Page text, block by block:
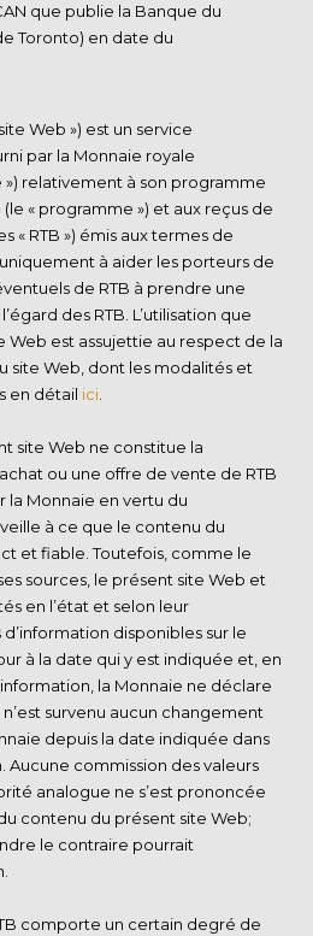
que publie la Banque du
Toronto) en date du
Web ») est un service
par la Monnaie royale
») relativement à son programme
« programme ») et aux reçus de
« RTB ») émis aux termes de
à aider les porteurs de
de RTB à prendre une
des RTB. L’utilisation que
Web est assujettie au respect de la
site Web, dont les modalités et
en détail ici
site Web ne constitue la
ou une offre de vente de RTB
la Monnaie en vertu du
à ce que le contenu du
et fiable. Toutefois, comme le
sources, le présent site Web et
en l’état et selon leur
disponibles sur le
à la date qui y est indiquée et, en
la Monnaie ne déclare
survenu aucun changement
depuis la date indiquée dans
Aucune commission des valeurs
analogue ne s’est prononcée
contenu du présent site Web;
le contraire pourrait
comporte un certain degré de